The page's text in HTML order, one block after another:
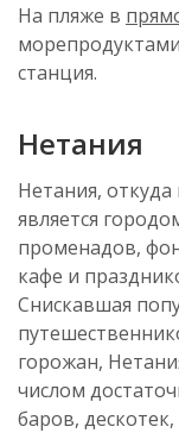
На пляже в
станция.
Нетания
Нетания, откуда
является
променадов,
кафе и
Снискавшая
горожан,
числом
баров, дескотек